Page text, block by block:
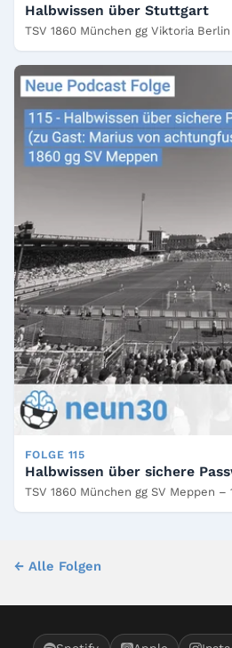
Halbwissen über Stuttgart
TSV 1860 München gg Viktoria Berlin
FOLGE 115
Halbwissen über sichere
TSV 1860 München gg SV Meppen –
← Alle Folgen